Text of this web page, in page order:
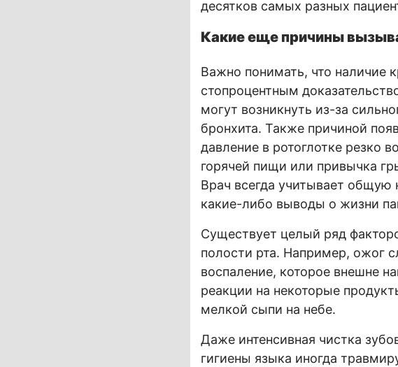
десятков самых разных
Какие еще причины
Важно понимать, что наличие
стопроцентным
могут возникнуть из-за
бронхита. Также причиной
давление в ротоглотке резко
горячей пищи или привычка
Врач всегда учитывает общую
какие-либо выводы о жизни
Существует целый ряд
полости рта. Например, ожог
воспаление, которое внешне
реакции на некоторые
мелкой сыпи на небе.
Даже интенсивная чистка
гигиены языка иногда